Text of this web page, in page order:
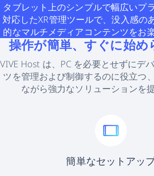
タブレット上のシンプルで幅広いプ
対応したXR管理ツールで、没入感の
的なマルチメディアコンテンツをお
操作が簡単、すぐに始め
VIVE Host は、PC を必要とせずにデ
ツを管理および制御するのに役立つ
ながら強力なソリューションを
簡単なセットアッ